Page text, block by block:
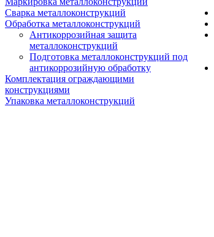
Сварка металлоконструкций
Обработка металлоконструкций
Антикоррозийная защита
металлоконструкций
Подготовка металлоконструкций под
антикоррозийную обработку
Комплектация ограждающими
конструкциями
Упаковка металлоконструкций